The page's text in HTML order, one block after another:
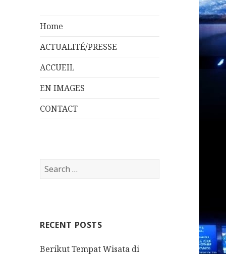
Home
ACTUALITÉ/PRESSE
ACCUEIL
EN IMAGES
CONTACT
S
e
h
o
RECENT POSTS
Berikut Tempat Wisata di